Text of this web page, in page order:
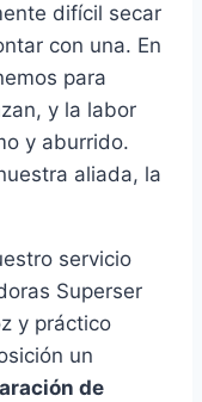
difícil secar
con una. En
para
y la labor
y aburrido.
aliada, la
servicio
Superser
y práctico
un
de